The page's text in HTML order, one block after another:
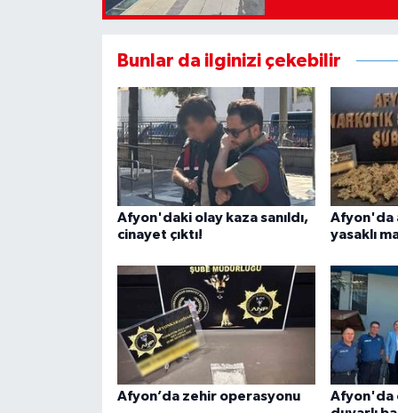
Bunlar da ilginizi çekebilir
Afyon'daki olay kaza sanıldı,
cinayet çıktı!
Afyon'da
yasaklı
Afyon’da zehir operasyonu
Afyon'da